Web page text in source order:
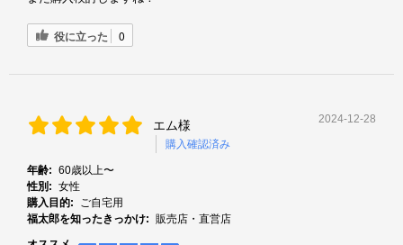
役に立った 0
エム様
購入確認済み
2024-12-28
年齢: 60歳以上〜
性別: 女性
購入目的:
ご自宅用
福太郎を知ったきっかけ: 販売店・直営店